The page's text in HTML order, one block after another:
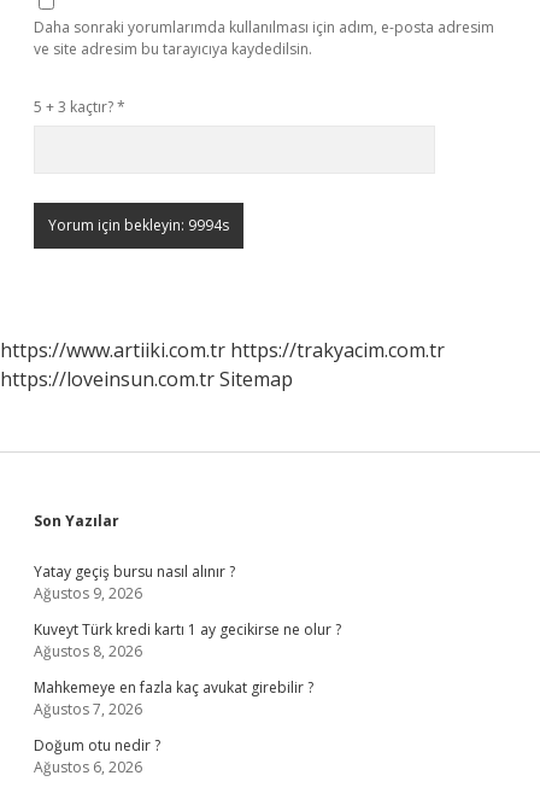
Daha sonraki yorumlarımda kullanılması için adım, e-posta adresim
ve site adresim bu tarayıcıya kaydedilsin.
5 + 3 kaçtır?*
https://www.artiiki.com.tr https://trakyacim.com.tr
https://loveinsun.com.trSitemap
Sidebar
Son Yazılar
Yatay geçiş bursu nasıl alınır ?
Ağustos 9, 2026
Kuveyt Türk kredi kartı 1 ay gecikirse ne olur ?
Ağustos 8, 2026
Mahkemeye en fazla kaç avukat girebilir ?
Ağustos 7, 2026
Doğum otu nedir ?
Ağustos 6, 2026